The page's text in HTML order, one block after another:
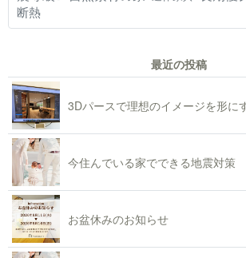
断熱
最近の投稿
3Dパースで理想のイメージを形に
今住んでいる家でできる地震対策
お盆休みのお知らせ